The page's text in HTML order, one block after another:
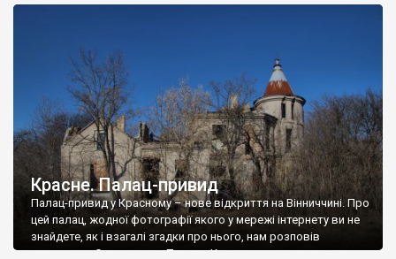
Красне. Палац-привид
Палац-привид у Красному – нове відкриття на Вінниччині. Про
цей палац, жодної фотографії якого у мережі інтернету ви не
знайдете, як і взагалі згадки про нього, нам розповів
мешканець Самгородка. Палац у Красному вразив не лише